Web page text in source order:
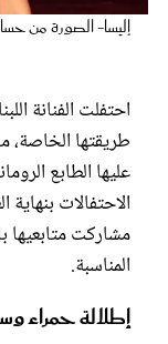
إليسا- الصورة من
احتفلت الفنانة
طريقتها
عليها الطابع
الاحتفالات
مشاركت متابعيها
المناسبة.
إطلالة حمراء